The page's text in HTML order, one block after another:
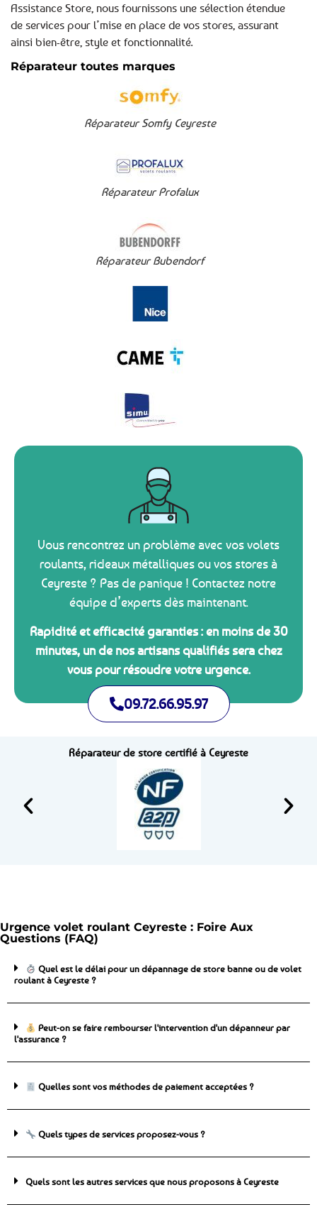
Assistance Store, nous fournissons une sélection étendue
de services pour l’mise en place de vos stores, assurant
ainsi bien-être, style et fonctionnalité.
Réparateur toutes marques
Réparateur Somfy Ceyreste
Réparateur Profalux
Réparateur Bubendorf
Vous rencontrez un problème avec vos volets
roulants, rideaux métalliques ou vos stores à
Ceyreste ? Pas de panique ! Contactez notre
équipe d’experts dès maintenant.
Rapidité et efficacité garanties : en moins de 30
minutes, un de nos artisans qualifiés sera chez
vous pour résoudre votre urgence.
09.72.66.95.97
Réparateur de store certifié à Ceyreste
Urgence volet roulant Ceyreste : Foire Aux
Questions (FAQ)
Quel est le délai pour un dépannage de store banne ou de volet
roulant à Ceyreste ?
Peut-on se faire rembourser l'intervention d'un dépanneur par
l'assurance ?
Quelles sont vos méthodes de paiement acceptées ?
Quels types de services proposez-vous ?
Quels sont les autres services que nous proposons à Ceyreste